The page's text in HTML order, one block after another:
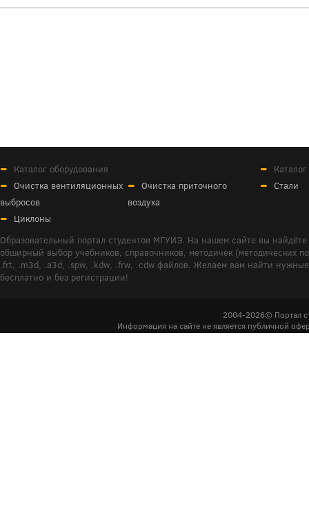
Каталог оборудования
Очистка вентиляционных
выбросов
Очистка приточного
воздуха
Циклоны
Стали
Образовательный портал студентов МГУИЭ. На нашем сайте вы
обширный выбор учебников, справочников, методичек (методических
.frt, .m3d, .a3d, .spw, .kdw, .frw, .cdw файлов. Желаем вам найти
бесплатно и без регистрации!
2004-2026© Портал
Информация на сайте не является публичной